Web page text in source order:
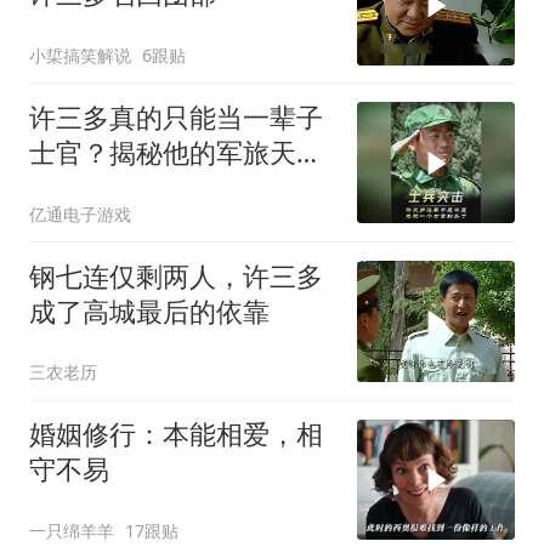
小梊搞笑解说 6跟贴
许三多真的只能当一辈子
士官？揭秘他的军旅天花
亿通电子游戏
钢七连仅剩两人，许三多
成了高城最后的依靠
三农老历
婚姻修行：本能相爱，相
守不易
一只绵羊羊 17跟贴